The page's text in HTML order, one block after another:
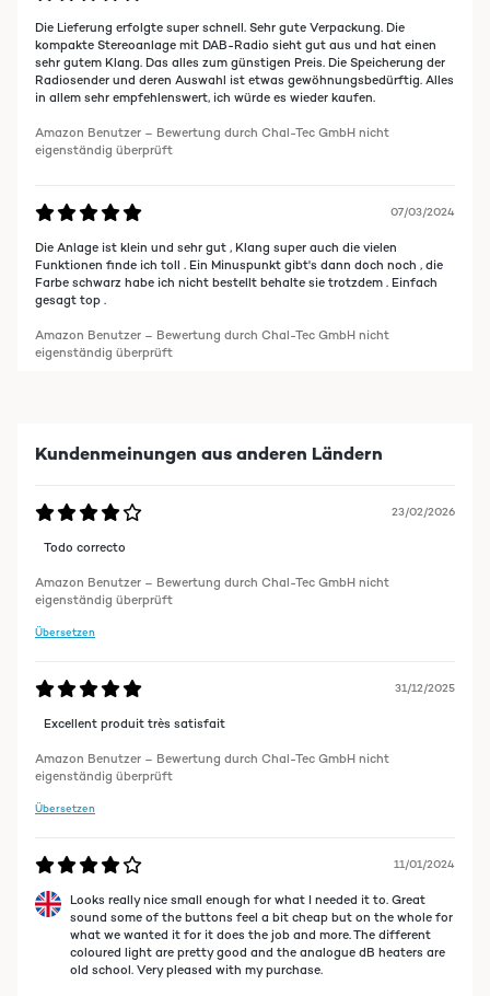
Die Lieferung erfolgte super schnell. Sehr gute Verpackung. Die
kompakte Stereoanlage mit DAB-Radio sieht gut aus und hat einen
sehr gutem Klang. Das alles zum günstigen Preis. Die Speicherung der
Radiosender und deren Auswahl ist etwas gewöhnungsbedürftig. Alles
in allem sehr empfehlenswert, ich würde es wieder kaufen.
Amazon Benutzer – Bewertung durch Chal-Tec GmbH nicht
eigenständig überprüft
07/03/2024
Die Anlage ist klein und sehr gut , Klang super auch die vielen
Funktionen finde ich toll . Ein Minuspunkt gibt's dann doch noch , die
Farbe schwarz habe ich nicht bestellt behalte sie trotzdem . Einfach
gesagt top .
Amazon Benutzer – Bewertung durch Chal-Tec GmbH nicht
eigenständig überprüft
Kundenmeinungen aus anderen Ländern
23/02/2026
Todo correcto
Amazon Benutzer – Bewertung durch Chal-Tec GmbH nicht
eigenständig überprüft
Übersetzen
31/12/2025
Excellent produit très satisfait
Amazon Benutzer – Bewertung durch Chal-Tec GmbH nicht
eigenständig überprüft
Übersetzen
11/01/2024
Looks really nice small enough for what I needed it to. Great
sound some of the buttons feel a bit cheap but on the whole for
what we wanted it for it does the job and more. The different
coloured light are pretty good and the analogue dB heaters are
old school. Very pleased with my purchase.